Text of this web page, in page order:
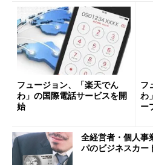
フュージョン、「楽天でん
わ」の国際電話サービスを開
始
フ
わ
ー
全経営者・個人事
パのビジネスカー